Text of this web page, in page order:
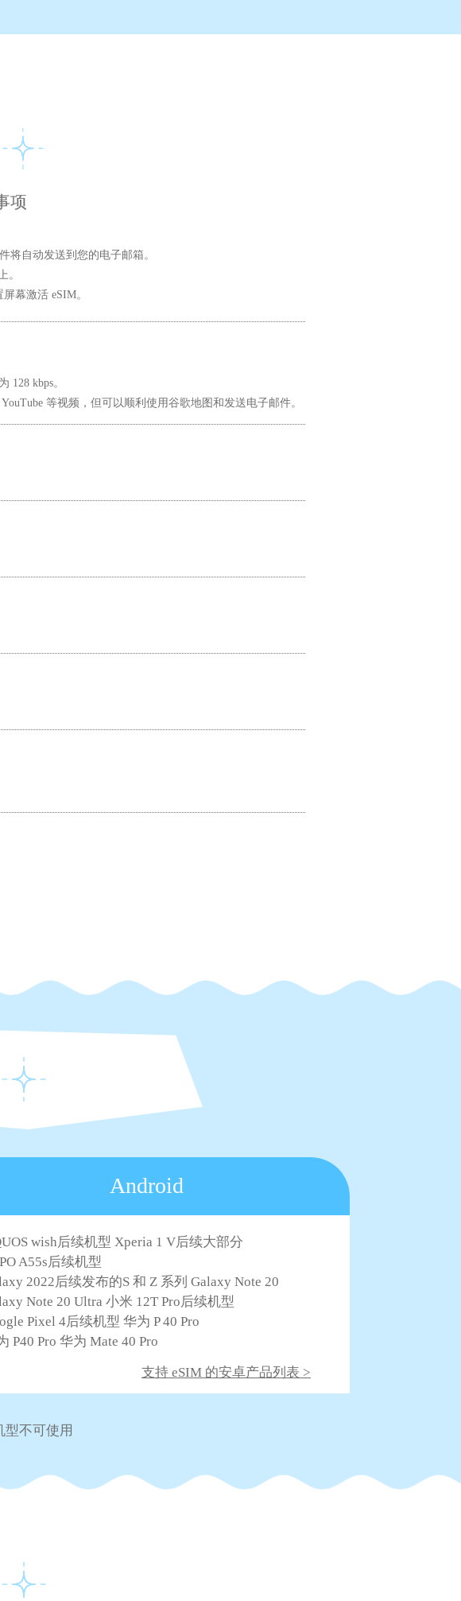
项
将自动发送到您的电子邮箱。
。
幕激活 eSIM。
128 kbps。
等视频，但可以顺利使用谷歌地图和发送电子邮件。
Android
wish后续机型 Xperia 1 V后续大部分
A55s后续机型
2022后续发布的S 和 Z 系列 Galaxy Note 20
Note 20 Ultra 小米 12T Pro后续机型
Pixel 4后续机型 华为 P 40 Pro
P40 Pro 华为 Mate 40 Pro
支持 eSIM 的安卓产品列表 >
不可使用